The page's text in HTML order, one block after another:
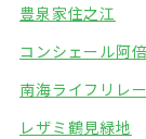
豊泉家住之江
コンシェール阿
南海ライフリレ
レザミ鶴見緑地